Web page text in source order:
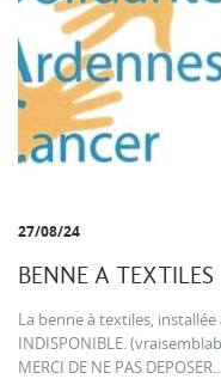
27/08/24
BENNE A TEXTILES
La benne à textiles,
INDISPONIBLE.
MERCI DE NE PAS